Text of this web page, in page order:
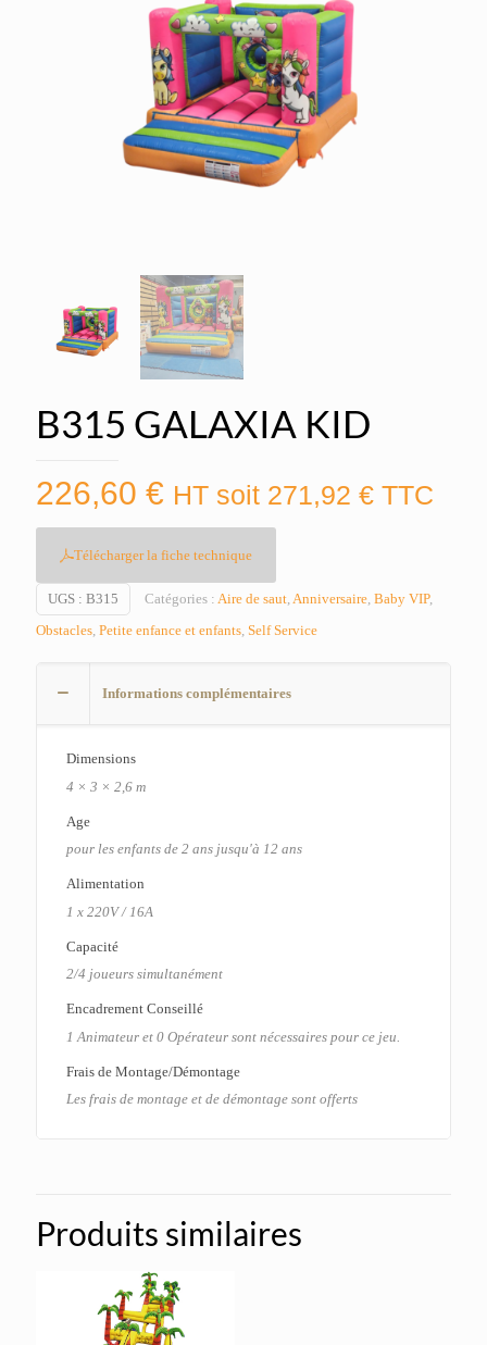
B315 GALAXIA KID
226,60 € HT soit 271,92 € TTC
Télécharger la fiche technique
UGS : B315 Catégories : Aire de saut Anniversaire Baby VIP,
Obstacles Petite enfance et enfants Self Service
Informations complémentaires
Dimensions
4 × 3 × 2,6 m
Age
pour les enfants de 2 ans jusqu'à 12 ans
Alimentation
1 x 220V / 16A
Capacité
2/4 joueurs simultanément
Encadrement Conseillé
1 Animateur et 0 Opérateur sont nécessaires pour ce jeu.
Frais de Montage/Démontage
Les frais de montage et de démontage sont offerts
Produits similaires